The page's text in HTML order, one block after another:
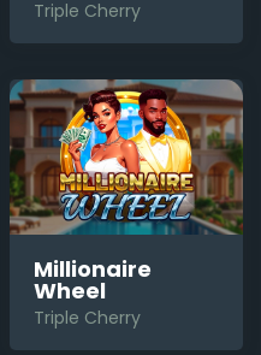
Triple Cherry
Millionaire
Wheel
Triple Cherry